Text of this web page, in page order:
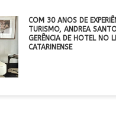
COM 30 ANOS DE
TURISMO, ANDREA
GERÊNCIA DE HOTEL NO
CATARINENSE